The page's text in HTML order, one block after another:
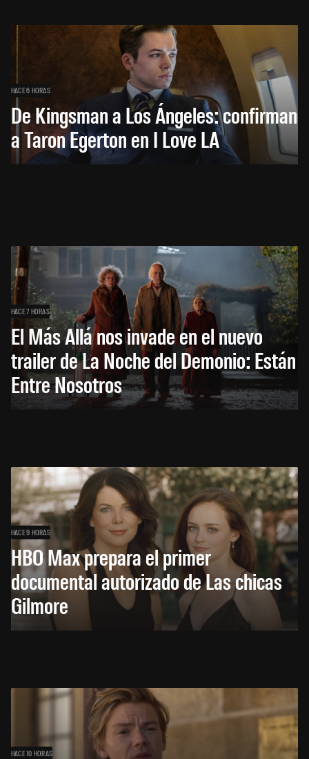
HACE 6 HORAS
De Kingsman a Los Ángeles: confirman
a Taron Egerton en I Love LA
HACE 7 HORAS
El Más Allá nos invade en el nuevo
trailer de La Noche del Demonio: Están
Entre Nosotros
HACE 9 HORAS
HBO Max prepara el primer
documental autorizado de Las chicas
Gilmore
HACE 10 HORAS